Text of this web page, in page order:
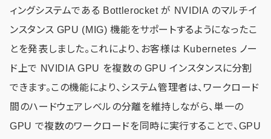
ィングシステムである Bottlerocket が NVIDIA のマルチイ
ンスタンス GPU (MIG) 機能をサポートするようになったこ
とを発表しました。これにより、お客様は Kubernetes ノー
ド上で NVIDIA GPU を複数の GPU インスタンスに分割
できます。この機能により、システム管理者は、ワークロード
間のハードウェアレベルの分離を維持しながら、単一の
GPU で複数のワークロードを同時に実行することで、GPU